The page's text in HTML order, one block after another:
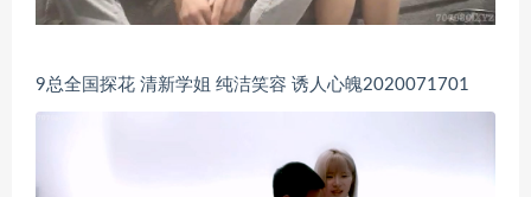
9总全国探花 清新学姐 纯洁笑容 诱人心魄2020071701